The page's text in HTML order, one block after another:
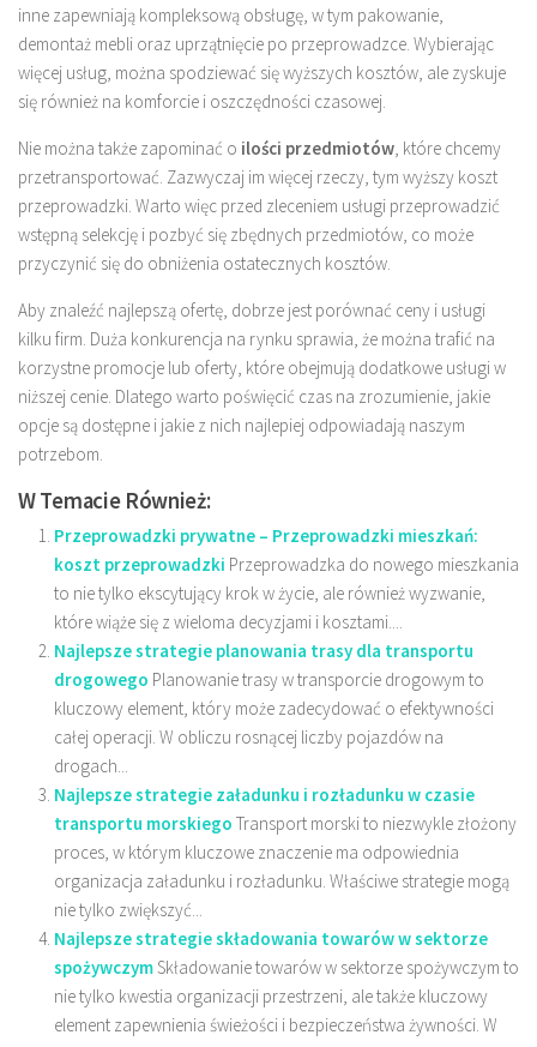
inne zapewniają kompleksową obsługę, w tym pakowanie,
demontaż mebli oraz uprzątnięcie po przeprowadzce. Wybierając
więcej usług, można spodziewać się wyższych kosztów, ale zyskuje
się również na komforcie i oszczędności czasowej.
Nie można także zapominać o ilości przedmiotów, które chcemy
przetransportować. Zazwyczaj im więcej rzeczy, tym wyższy koszt
przeprowadzki. Warto więc przed zleceniem usługi przeprowadzić
wstępną selekcję i pozbyć się zbędnych przedmiotów, co może
przyczynić się do obniżenia ostatecznych kosztów.
Aby znaleźć najlepszą ofertę, dobrze jest porównać ceny i usługi
kilku firm. Duża konkurencja na rynku sprawia, że można trafić na
korzystne promocje lub oferty, które obejmują dodatkowe usługi w
niższej cenie. Dlatego warto poświęcić czas na zrozumienie, jakie
opcje są dostępne i jakie z nich najlepiej odpowiadają naszym
potrzebom.
W Temacie Również:
Przeprowadzki prywatne – Przeprowadzki mieszkań:
koszt przeprowadzki Przeprowadzka do nowego mieszkania
to nie tylko ekscytujący krok w życie, ale również wyzwanie,
które wiąże się z wieloma decyzjami i kosztami....
Najlepsze strategie planowania trasy dla transportu
drogowego Planowanie trasy w transporcie drogowym to
kluczowy element, który może zadecydować o efektywności
całej operacji. W obliczu rosnącej liczby pojazdów na
drogach...
Najlepsze strategie załadunku i rozładunku w czasie
transportu morskiego Transport morski to niezwykle złożony
proces, w którym kluczowe znaczenie ma odpowiednia
organizacja załadunku i rozładunku. Właściwe strategie mogą
nie tylko zwiększyć...
Najlepsze strategie składowania towarów w sektorze
spożywczymSkładowanie towarów w sektorze spożywczym to
nie tylko kwestia organizacji przestrzeni, ale także kluczowy
element zapewnienia świeżości i bezpieczeństwa żywności. W